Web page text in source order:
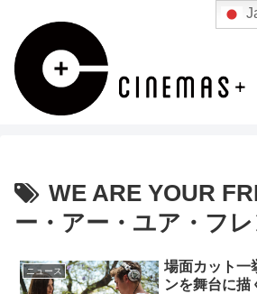
WE ARE YOUR
ー・アー・ユア・フ
ニュース
場面カット一
ンを舞台に描